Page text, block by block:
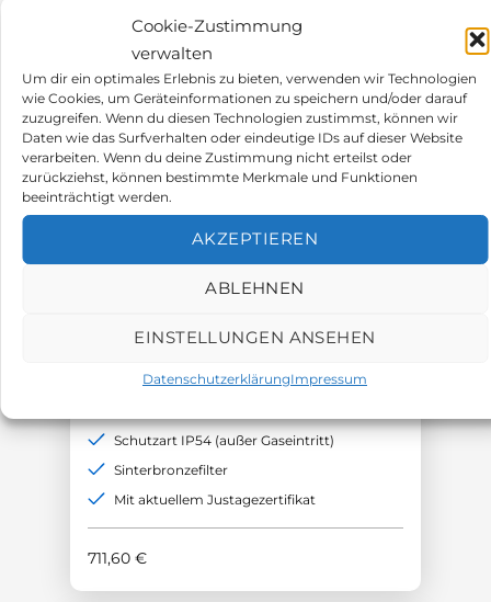
Cookie-Zustimmung
verwalten
Um dir ein optimales Erlebnis zu bieten, verwenden wir Technologien
wie Cookies, um Geräteinformationen zu speichern und/oder darauf
zuzugreifen. Wenn du diesen Technologien zustimmst, können wir
Daten wie das Surfverhalten oder eindeutige IDs auf dieser Website
verarbeiten. Wenn du deine Zustimmung nicht erteilst oder
zurückziehst, können bestimmte Merkmale und Funktionen
beeinträchtigt werden.
AKZEPTIEREN
ABLEHNEN
EINSTELLUNGEN ANSEHEN
DatenschutzerklärungImpressum
Gasmessfühler
711,60 €
Ammoniak 0-100ppm
Schutzart IP54 (außer Gaseintritt)
Sinterbronzefilter
Mit aktuellem Justagezertifikat